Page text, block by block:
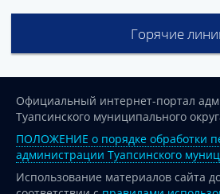
Горячие
Официальный интернет-портал
Туапсинского муниципального
ПОЛОЖЕНИЕ о порядке обработки
администрации Туапсинского
Использование материалов сайта